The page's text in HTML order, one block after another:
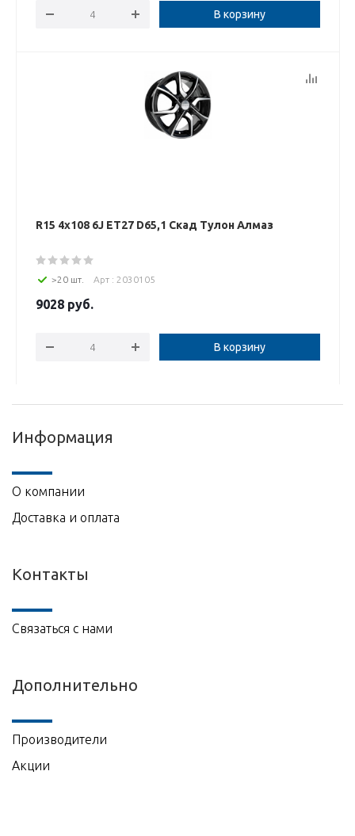
В корзину
R15 4x108 6J ET27 D65,1 Скад Тулон Алмаз
>20 шт. Арт : 2030105
9028 руб.
В корзину
Информация
О компании
Доставка и оплата
Контакты
Связаться с нами
Дополнительно
Производители
Акции